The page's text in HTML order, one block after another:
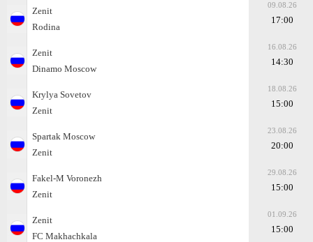
Zenit
Rodina
09.08.26
17:00
Zenit
Dinamo Moscow
16.08.26
14:30
Krylya Sovetov
Zenit
18.08.26
15:00
Spartak Moscow
Zenit
23.08.26
20:00
Fakel-M Voronezh
Zenit
29.08.26
15:00
Zenit
FC Makhachkala
01.09.26
15:00